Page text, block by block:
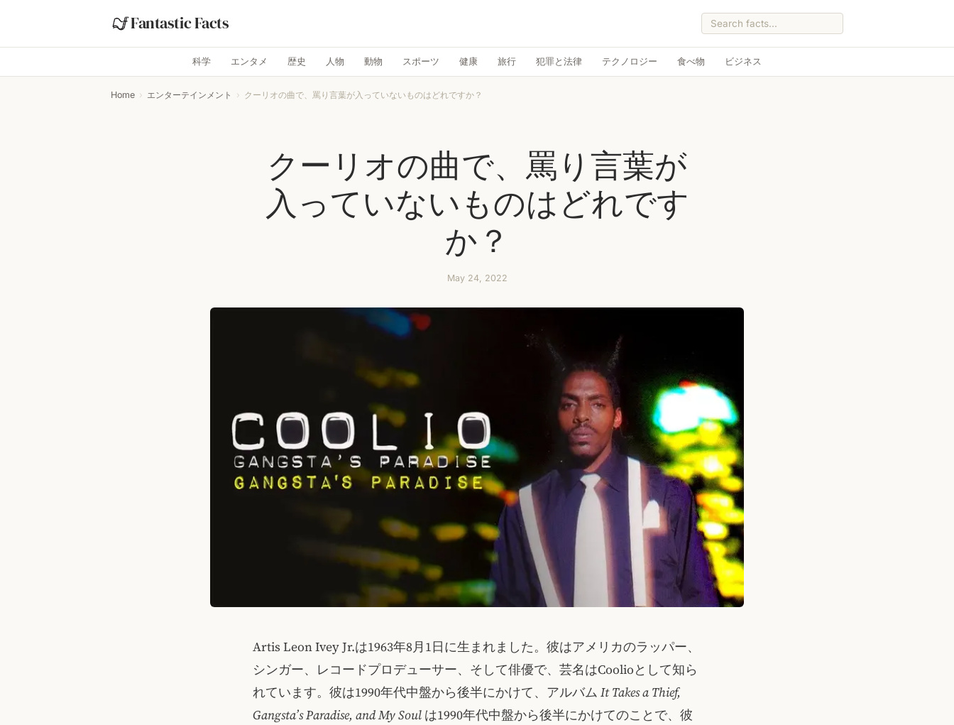
Fantastic Facts
科学 エンタメ 歴史 人物 動物 スポーツ 健康 旅行 犯罪と法律 テクノロジー 食べ物 ビジネス
Home › エンターテインメント › クーリオの曲で、罵り言葉が入っていないものはどれですか？
クーリオの曲で、罵り言葉が
入っていないものはどれです
か？
May 24, 2022
Artis Leon Ivey Jr.は1963年8月1日に生まれました。彼はアメリカのラッパー、
シンガー、レコードプロデューサー、そして俳優で、芸名はCoolioとして知ら
れています。彼は1990年代中盤から後半にかけて、アルバム It Takes a Thief,
Gangsta’s Paradise, and My Soul は1990年代中盤から後半にかけてのことで、彼